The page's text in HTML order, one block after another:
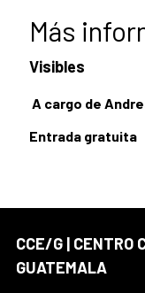
Más
Visibles
A cargo de
Entrada gratuita
CCE/G | CENTRO
GUATEMALA